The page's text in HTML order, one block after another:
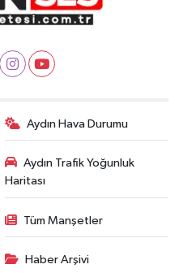
Aydın Hava Durumu
Aydın Trafik Yoğunluk
Haritası
Tüm Manşetler
Haber Arşivi